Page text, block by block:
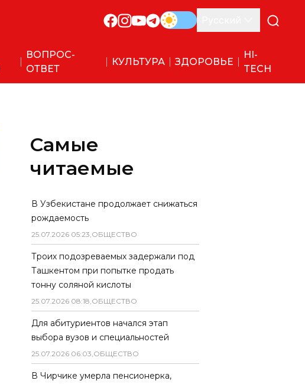
ВОПРОС-
ОТВЕТ
КУЛЬТУРА ЗДОРОВЬЕ
HI-
TECH
Самые
читаемые
В Узбекистане продолжает снижаться
рождаемость
25.07.2026 05:23,ОБЩЕСТВО
Троих подозреваемых задержали под
Ташкентом при попытке продать
тонну соляной кислоты
25.07.2026 08:18,ОБЩЕСТВО
Для абитуриентов начался этап
выбора вузов и специальностей
25.07.2026 06:03,ОБЩЕСТВО
В Чирчике умерла пенсионерка,